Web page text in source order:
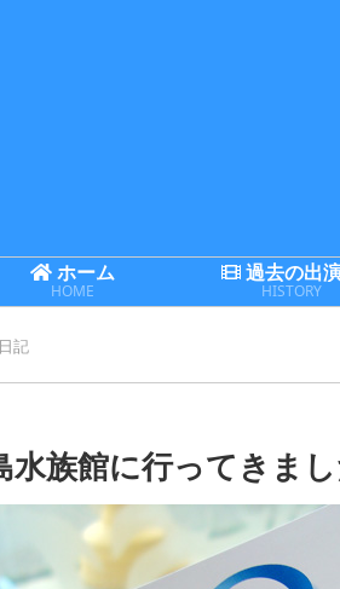
ホーム
HOME
過去の出
HISTORY
日記
水族館に行ってきま